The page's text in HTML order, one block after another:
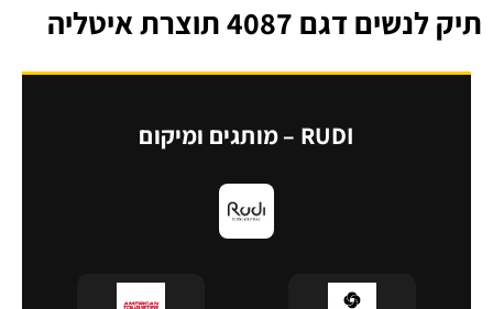
תיק לנשים דגם 4087 תוצרת איטליה
RUDI – מותגים ומיקום